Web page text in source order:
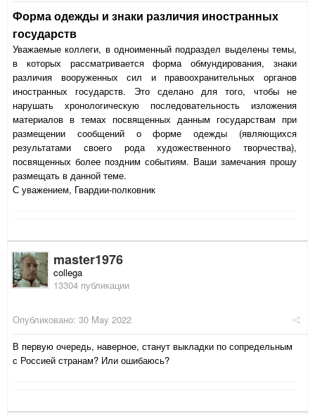
Форма одежды и знаки различия иностранных
государств
Уважаемые коллеги, в одноименный подраздел выделены темы,
в которых рассматривается форма обмундирования, знаки
различия вооруженных сил и правоохранительных органов
иностранных государств. Это сделано для того, чтобы не
нарушать хронологическую последовательность изложения
материалов в темах посвященных данным государствам при
размещении сообщений о форме одежды (являющихся
результатами своего рода художественного творчества),
посвященных более поздним событиям. Ваши замечания прошу
размещать в данной теме.
С уважением, Гвардии-полковник
master1976
collega
13304 публикации
Опубликовано: 30 May 2022
В первую очередь, наверное, станут выкладки по сопредельным
с Россией странам? Или ошибаюсь?